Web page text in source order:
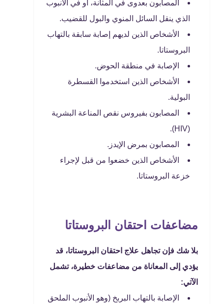
المصابون بعدوى في المثانة، أو في الأنبوب
الذي ينقل السائل المنوي والبول للقضيب.
الأشخاص الذين لديهم إصابة سابقة بالتهاب
البروستاتا.
الإصابة في منطقة الحوض.
الأشخاص الذين استخدموا القسطرة
البولية.
المصابون بفيروس نقص المناعة البشرية
(HIV).
المصابون بمرض الإيدز.
الأشخاص الذين خضعوا من قبل لإجراء
خزعة البروستاتا.
مضاعفات احتقان البروستاتا
بلا شك فإن تجاهل علاج احتقان البروستاتا، قد
يؤدي إلى المعاناة من مضاعفات خطيرة، تشمل
الآتي:
الإصابة بالتهاب البربخ (وهو الأنبوب الملحق